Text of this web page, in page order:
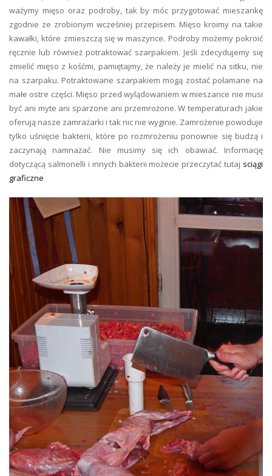
ważymy mięso oraz podroby, tak by móc przygotować mieszankę
zgodnie ze zrobionym wcześniej przepisem. Mięso kroimy na takie
kawałki, które zmieszczą się w maszynce. Podroby możemy pokroić
ręcznie lub również potraktować szarpakiem. Jeśli zdecydujemy się
zmielić mięso z kośćmi, pamiętajmy, że należy je mielić na sitku, nie
na szarpaku. Potraktowane szarpakiem mogą zostać połamane na
małe ostre części. Mięso przed wylądowaniem w mieszance nie musi
być ani myte ani sparzone ani przemrożone. W temperaturach jakie
oferują nasze zamrażarki i tak nic nie wyginie. Zamrożenie powoduje
tylko uśnięcie bakterii, które po rozmrożeniu ponownie się budzą i
zaczynają namnażać. Nie musimy się ich obawiać. Informację
dotyczącą salmonelli i innych bakterii możecie przeczytać tutaj sciągi
graficzne